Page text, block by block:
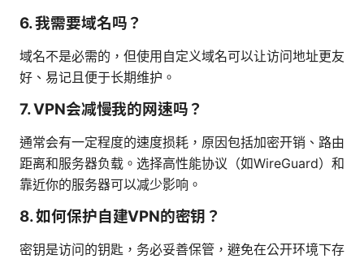
6. 我需要域名吗？
域名不是必需的，但使用自定义域名可以让访问地址更友
好、易记且便于长期维护。
7. VPN会减慢我的网速吗？
通常会有一定程度的速度损耗，原因包括加密开销、路由
距离和服务器负载。选择高性能协议（如WireGuard）和
靠近你的服务器可以减少影响。
8. 如何保护自建VPN的密钥？
密钥是访问的钥匙，务必妥善保管，避免在公开环境下存